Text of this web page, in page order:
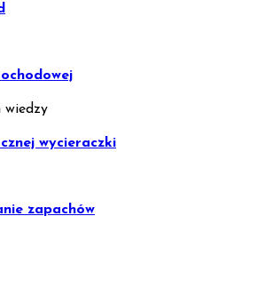
wiedzy
wycieraczki
zapachów